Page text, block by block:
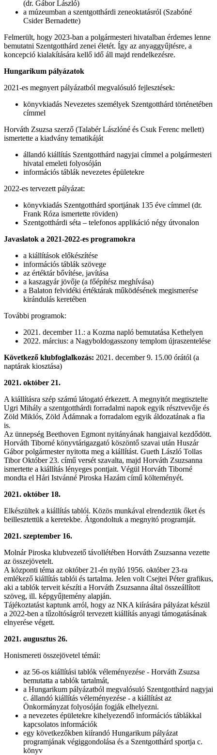
(dr. Gábor László)
a múzeumban a szentgotthárdi zeneoktatásról (Szabóné
Csider Bernadette)
Felmerült, hogy 2023-ban a polgármesteri hivatalban érdemes lenne
bemutatni Szentgotthárd zenei életét. Így az anyaggyűjtésre, a
koncepció kialakítására kellő idő áll majd rendelkezésre.
Hungarikum pályázatok
2021-es megnyert pályázatból megvalósuló fejlesztések:
könyvkiadás Nevezetes személyek Szentgotthárd történetében
címmel
Horváth Zsuzsa szerző (Talabér Lászlóné és Csuk Ferenc mellett)
ismertette a kiadvány tematikáját
állandó kiállítás Szentgotthárd nagyjai címmel a polgármesteri
hivatal emeleti folyosóján
információs táblák nevezetes épületekre
2022-es tervezett pályázat:
könyvkiadás Szentgotthárd sportjának 135 éve címmel (dr.
Frank Róza ismertette röviden)
Szentgotthárdi séta – telefonos applikáció négy útvonalon
Javaslatok a 2021-2022-es programokra
a kiállítások előkészítése
információs táblák szövege
az értéktár bővítése, javítása
a kaszagyár jövője (a főépítész meghívása)
a Balaton felvidéki értéktárak működésének megismerése
kirándulás keretében
További programok:
2021. december 11.: a Kozma napló bemutatása Kethelyen
2022. március: a Nagyboldogasszony templom újraszentelése
Következő klubfoglalkozás: 2021. december 9. 15.00 órától (a
naptárak kiosztása)
2021. október 21.
A kiállításra szép számú látogató érkezett. A megnyitót megtisztelte
Ugri Mihály a szentgotthárdi forradalmi napok egyik résztvevője és
Zöld Miklós, Zöld Ádámnak a forradalom egyik áldozatának a fia
is.
Az ünnepség Beethoven Egmont nyitányának hangjaival kezdődött.
Horváth Tiborné könyvtárigazgató köszöntő szavai után Huszár
Gábor polgármester nyitotta meg a kiállítást. Gueth László Tollas
Tibor Október 23. című versét szavalta, majd Horváth Zsuzsanna
ismertette a kiállítás lényeges pontjait. Végül Horváth Tiborné
mondta el Hári Istvánné Piroska Hazám című költeményét.
2021. október 18.
Elkészültek a kiállítás tablói. Közös munkával elrendeztük őket és
beillesztettük a keretekbe. Átgondoltuk a megnyitó programját.
2021. szeptember 16.
Molnár Piroska klubvezető távollétében Horváth Zsuzsanna vezette
az összejövetelt.
A központi téma az október 21-én nyíló 1956. október 23-ra
emlékező kiállítás tablói és tartalma. Jelen volt Csejtei Péter grafikus,
aki a tablók terveit készíti a Horváth Zsuzsanna által összeállított
szöveg, ill. képgyűjtemény alapján.
Tájékoztatást kaptunk arról, hogy az NKA kiírására pályázat készül
a 2022-ben a tűzoltóságról tervezett kiállítás anyagi támogatásának
elnyerése végett.
2021. augusztus 26.
Honismereti összejövetel témái:
az 56-os kiállítási tablók véleményezése - Horváth Zsuzsa
bemutatta a tablók tartalmát,
a Hungarikum pályázatból megvalósuló Szentgotthárd nagyjai
c. állandó kiállítás véleményezése - a kiállítást az
Önkormányzat folyosóján fogják elhelyezni.
a nevezetes épületekre kihelyezendő információs táblákkal
kapcsolatos információk
egy következőkben kiírandó Hungarikum pályázat
programjának végiggondolása és a Szentgotthárd sportja c.
könyv